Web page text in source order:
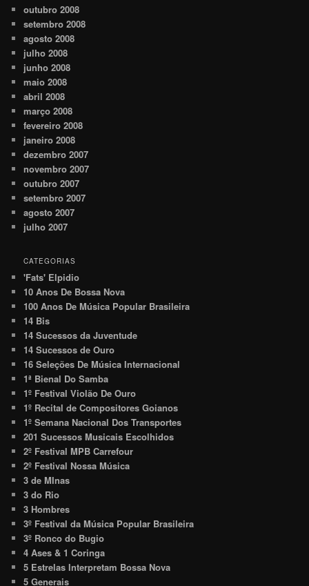
outubro 2008
setembro 2008
agosto 2008
julho 2008
junho 2008
maio 2008
abril 2008
março 2008
fevereiro 2008
janeiro 2008
dezembro 2007
novembro 2007
outubro 2007
setembro 2007
agosto 2007
julho 2007
CATEGORIAS
'Fats' Elpidio
10 Anos De Bossa Nova
100 Anos De Música Popular Brasileira
14 Bis
14 Sucessos da Juventude
14 Sucessos de Ouro
16 Seleções De Música Internacional
1ª Bienal Do Samba
1º Festival Violão De Ouro
1º Recital de Compositores Goianos
1º Semana Nacional Dos Transportes
201 Sucessos Musicais Escolhidos
2º Festival MPB Carrefour
2º Festival Nossa Música
3 de MInas
3 do Rio
3 Hombres
3º Festival da Música Popular Brasileira
3º Ronco do Bugio
4 Ases & 1 Coringa
5 Estrelas Interpretam Bossa Nova
5 Generais